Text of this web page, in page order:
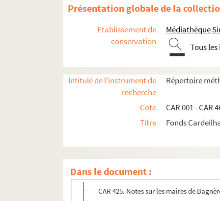
Présentation globale de la
Etablissement de
conservation
Médiathèque
Tous
Intitulé de l'instrument de
recherche
Répertoire
Cote
CAR 001 - CAR
Titre
Fonds
Dans le document :
Activités pour la presse locale
Activités culturelles
Recherches sur l'Histoire locale
Les Chanteurs montagnards
Étude de la toponymie en France et
La commune de Bagnères-de-Bigorre
CAR 425. Notes sur les maires de